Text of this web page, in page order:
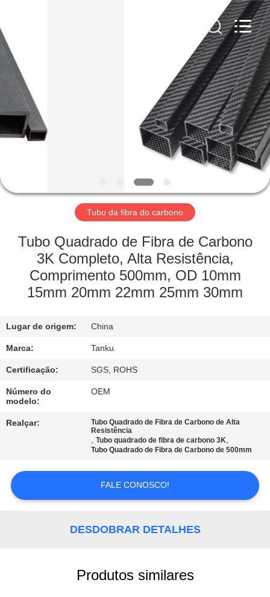
CASA
PRODUTOS
SOBRE
EXCURSÃO
FÁBRICA
CONTROLE
CONTACTE-
NOS
PEÇA
UMAS
MAPA
DO
IMP.&EXP.
CO.,LTD.
All
Rights
Reserved.
Tubo da fibra do carbono
Tubo Quadrado de Fibra de Carbono
3K Completo, Alta Resistência,
Comprimento 500mm, OD 10mm
15mm 20mm 22mm 25mm 30mm
Lugar de origem: China
Marca: Tanku
Certificação: SGS, ROHS
Número do
modelo:
OEM
Realçar:
Tubo Quadrado de Fibra de Carbono de Alta
Resistência
,Tubo quadrado de fibra de carbono 3K,
Tubo Quadrado de Fibra de Carbono de 500mm
FALE CONOSCO!
DESDOBRAR DETALHES
Produtos similares